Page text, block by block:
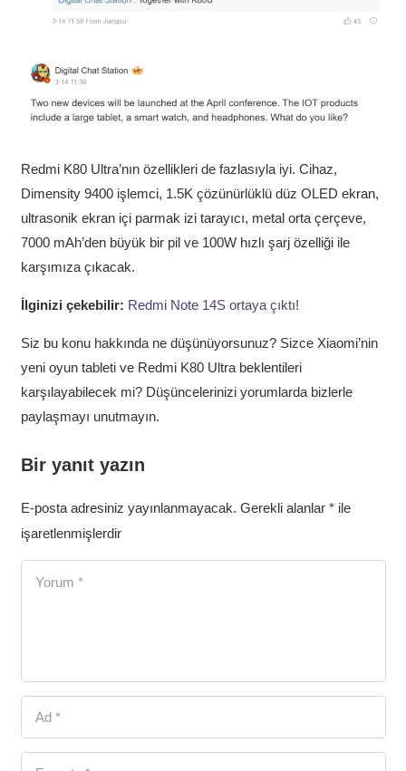
Redmi K80 Ultra’nın özellikleri de fazlasıyla iyi. Cihaz,
Dimensity 9400 işlemci, 1.5K çözünürlüklü düz OLED ekran,
ultrasonik ekran içi parmak izi tarayıcı, metal orta çerçeve,
7000 mAh’den büyük bir pil ve 100W hızlı şarj özelliği ile
karşımıza çıkacak.
İlginizi çekebilir: Redmi Note 14S ortaya çıktı!
Siz bu konu hakkında ne düşünüyorsunuz? Sizce Xiaomi’nin
yeni oyun tableti ve Redmi K80 Ultra beklentileri
karşılayabilecek mi? Düşüncelerinizi yorumlarda bizlerle
paylaşmayı unutmayın.
Bir yanıt yazın
E-posta adresiniz yayınlanmayacak. Gerekli alanlar *ile
işaretlenmişlerdir